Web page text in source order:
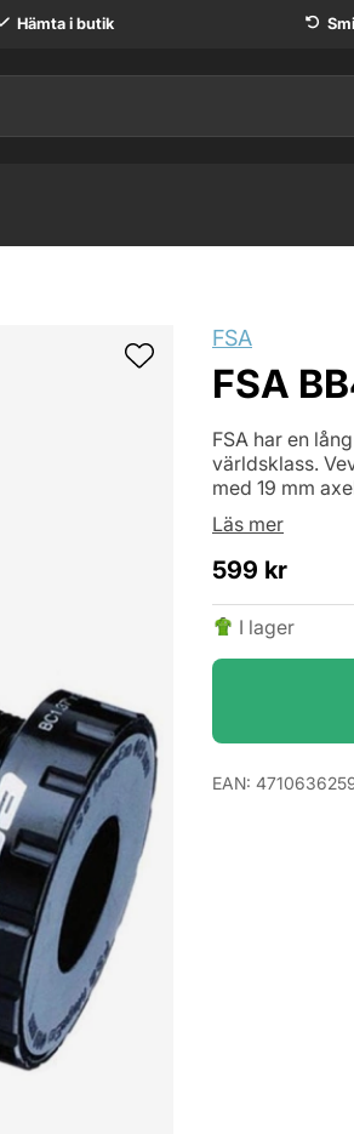
Hämta i butik
FSA
FSA
FSA har en
världsklass.
med 19 mm
Läs mer
599 kr
I lager
EAN: